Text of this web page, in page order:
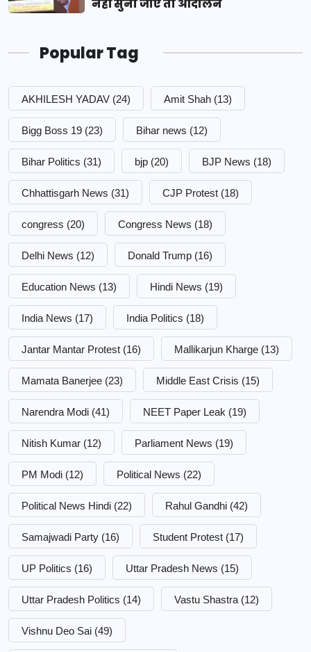
नहीं सुनी जाए तो आंदोलन
Popular Tag
AKHILESH YADAV (24) Amit Shah (13)
Bigg Boss 19 (23) Bihar news (12)
Bihar Politics (31) bjp (20) BJP News (18)
Chhattisgarh News (31) CJP Protest (18)
congress (20) Congress News (18)
Delhi News (12) Donald Trump (16)
Education News (13) Hindi News (19)
India News (17) India Politics (18)
Jantar Mantar Protest (16) Mallikarjun Kharge (13)
Mamata Banerjee (23) Middle East Crisis (15)
Narendra Modi (41) NEET Paper Leak (19)
Nitish Kumar (12) Parliament News (19)
PM Modi (12) Political News (22)
Political News Hindi (22) Rahul Gandhi (42)
Samajwadi Party (16) Student Protest (17)
UP Politics (16) Uttar Pradesh News (15)
Uttar Pradesh Politics (14) Vastu Shastra (12)
Vishnu Deo Sai (49)